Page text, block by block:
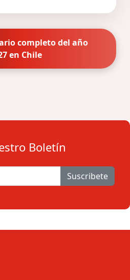
completo del año
en Chile
Boletín
Suscribete